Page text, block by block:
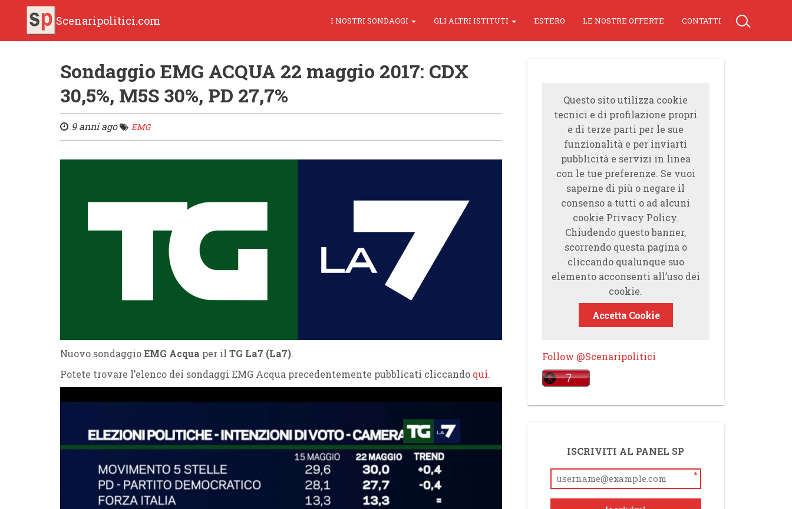
Scenaripolitici.com I NOSTRI SONDAGGI GLI ALTRI ISTITUTI ESTERO LE NOSTRE OFFERTE CONTATTI
Sondaggio EMG ACQUA 22 maggio 2017: CDX
30,5%, M5S 30%, PD 27,7%
9 anni ago EMG
Nuovo sondaggioEMG Acqua per il TG La7 (La7).
Potete trovare l’elenco dei sondaggi EMG Acqua precedentemente pubblicati cliccando qui.
Questo sito utilizza cookie
tecnici e di profilazione propri
e di terze parti per le sue
funzionalità e per inviarti
pubblicità e servizi in linea
con le tue preferenze. Se vuoi
saperne di più o negare il
consenso a tutti o ad alcuni
cookie Privacy Policy.
Chiudendo questo banner,
scorrendo questa pagina o
cliccando qualunque suo
elemento acconsenti all’uso dei
cookie.
Accetta Cookie
Follow @Scenaripolitici
ISCRIVITI AL PANEL SP
*